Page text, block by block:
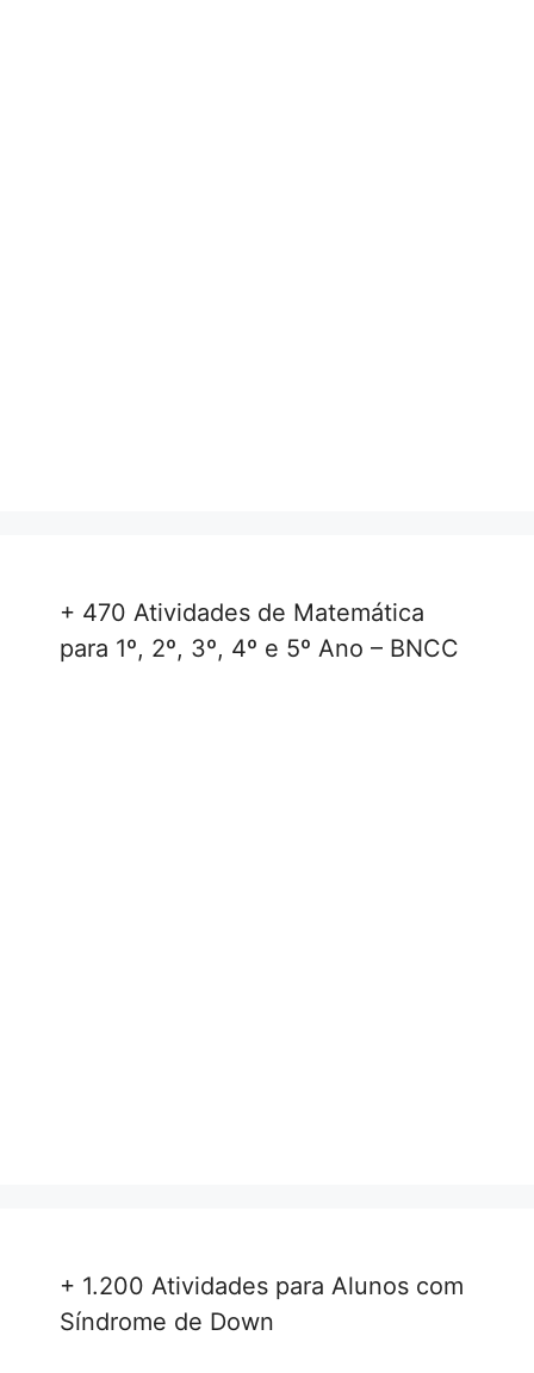
+ 470 Atividades de Matemática
para 1º, 2º, 3º, 4º e 5º Ano – BNCC
+ 1.200 Atividades para Alunos com
Síndrome de Down